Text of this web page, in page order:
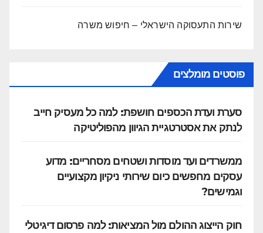
שירות התעסוקה הישראלי – חיפוש משרה
פוסטים מומלצים
סערת ועדת הכספים חושפת: למה כל מעסיק חייב
לנתק את אסטרטגיית הגיוון מהפוליטיקה
ממשרדים ועד מוסדות ושטחים מסחריים: מדוע
עסקים מחפשים כיום שירותי ניקיון מקצועיים
וגמישים?
חוק הייצוג ההולם מול המציאות: למה פרסום דיגיטלי